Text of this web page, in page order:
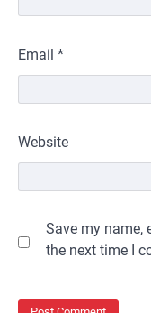
Email *
Website
Save my name,
the next time I